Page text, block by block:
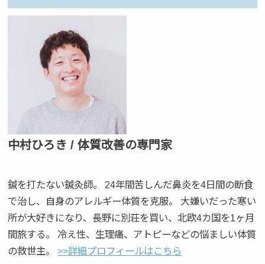
中村ひろき / 体質改善の専門家
鍼を打たない鍼灸師。 24年間苦しんだ鼻炎を4日間の断食
で治し、自身のアレルギー体質を克服。 大嫌いだった寒い
所が大好きになり、長野に別荘を買い、北欧4カ国を1ヶ月
間旅する。 冷え性、生理痛、アトピーなどの悩ましい体質
の救世主。>>詳細プロフィールはこちら